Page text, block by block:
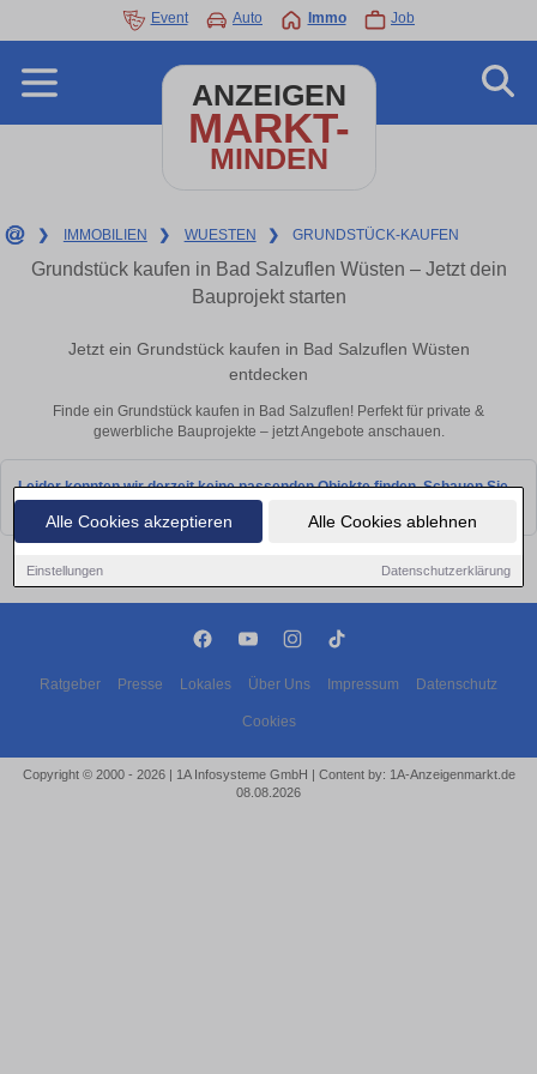
Alle Cookies akzeptieren Alle Cookies ablehnen
Einstellungen Datenschutzerklärung
Event Auto Immo Job
ANZEIGEN
MARKT-
MINDEN
❯ IMMOBILIEN ❯ WUESTEN ❯ GRUNDSTÜCK-KAUFEN
Grundstück kaufen in Bad Salzuflen Wüsten – Jetzt dein
Bauprojekt starten
Jetzt ein Grundstück kaufen in Bad Salzuflen Wüsten
entdecken
Finde ein Grundstück kaufen in Bad Salzuflen! Perfekt für private &
gewerbliche Bauprojekte – jetzt Angebote anschauen.
Leider konnten wir derzeit keine passenden Objekte finden. Schauen Sie
Ratgeber Presse Lokales Über Uns Impressum Datenschutz
Cookies
Copyright © 2000 - 2026 | 1A Infosysteme GmbH | Content by: 1A-Anzeigenmarkt.de
08.08.2026